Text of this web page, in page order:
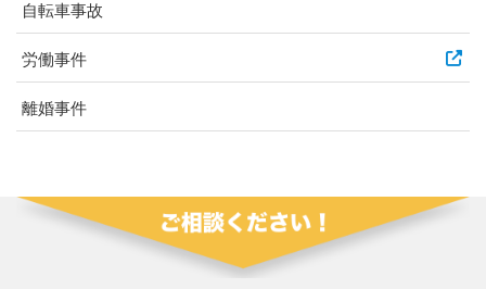
自転車事故
労働事件
離婚事件